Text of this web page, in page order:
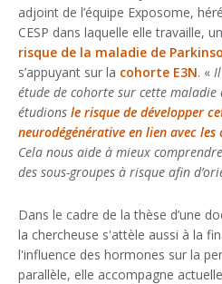
adjoint de l’équipe Exposome,
CESP dans laquelle elle travaille, un
risque de la maladie de
s’appuyant sur la cohorte E3N. «
étude de cohorte sur cette maladie
étudions le risque de développer
neurodégénérative en lien avec
Cela nous aide à mieux
des sous-groupes à risque afin
Dans le cadre de la thèse d’une
la chercheuse s'attèle aussi à la
l'influence des hormones sur la
parallèle, elle accompagne